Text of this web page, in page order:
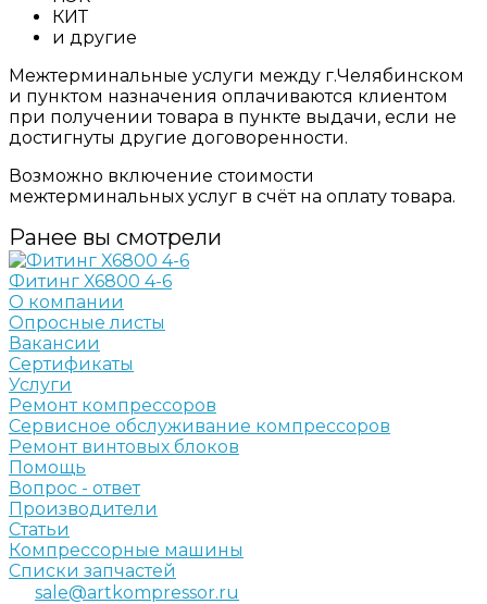
КИТ
и другие
Межтерминальные услуги между г.Челябинском
и пунктом назначения оплачиваются клиентом
при получении товара в пункте выдачи, если не
достигнуты другие договоренности.
Возможно включение стоимости
межтерминальных услуг в счёт на оплату товара.
Ранее вы смотрели
Фитинг X6800 4-6
О компании
Опросные листы
Вакансии
Сертификаты
Услуги
Ремонт компрессоров
Сервисное обслуживание компрессоров
Ремонт винтовых блоков
Помощь
Вопрос - ответ
Производители
Статьи
Компрессорные машины
Списки запчастей
sale@artkompressor.ru